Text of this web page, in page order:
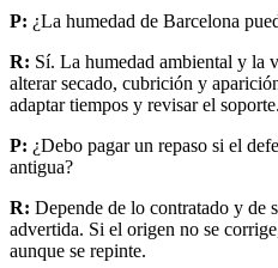
P: ¿La humedad de Barcelona
R: Sí. La humedad ambiental y la
alterar secado, cubrición y
adaptar tiempos y revisar el soporte.
P: ¿Debo pagar un repaso si el
antigua?
R: Depende de lo contratado y de
advertida. Si el origen no se
aunque se repinte.